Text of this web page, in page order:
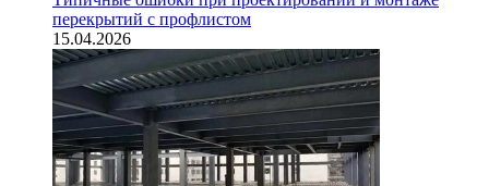
перекрытий с профлистом
15.04.2026